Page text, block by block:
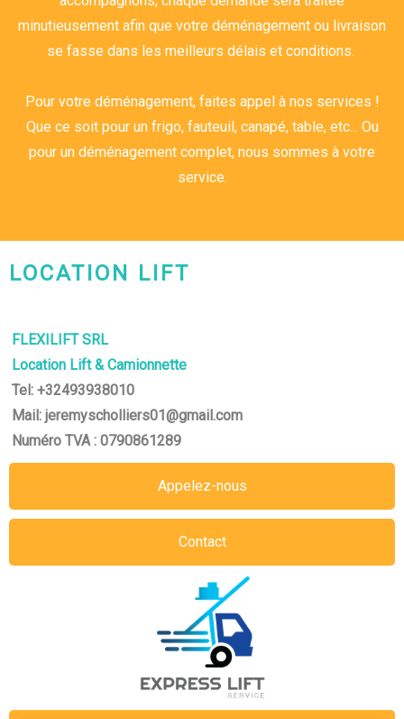
minutieusement afin que votre déménagement ou livraison
se fasse dans les meilleurs délais et conditions.
Pour votre déménagement, faites appel à nos services !
Que ce soit pour un frigo, fauteuil, canapé, table, etc... Ou
pour un déménagement complet, nous sommes à votre
service.
LOCATION LIFT
FLEXILIFT SRL
Location Lift & Camionnette
Tel: +32493938010
Mail: jeremyscholliers01@gmail.com
Numéro TVA : 0790861289
Appelez-nous
Contact